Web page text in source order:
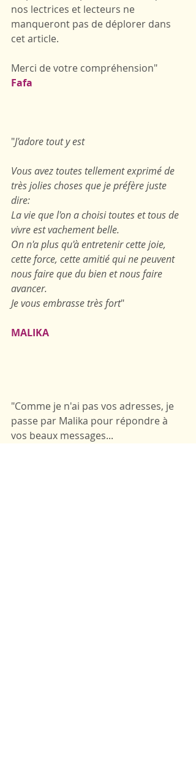
nos lectrices et lecteurs ne
manqueront pas de déplorer dans
cet article.
Merci de votre compréhension"
Fafa
"J'adore tout y est
Vous avez toutes tellement exprimé de
très jolies choses que je préfère juste
dire:
La vie que l'on a choisi toutes et tous de
vivre est vachement belle.
On n'a plus qu'à entretenir cette joie,
cette force, cette amitié qui ne peuvent
nous faire que du bien et nous faire
avancer.
Je vous embrasse très fort"
MALIKA
"Comme je n'ai pas vos adresses, je
passe par Malika pour répondre à
vos beaux messages...